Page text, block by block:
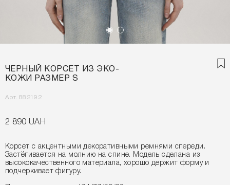
ЧЕРНЫЙ КОРСЕТ ИЗ ЭКО-
КОЖИ РАЗМЕР S
Арт. 882192
2 890 UAH
Корсет с акцентными декоративными ремнями спереди.
Застёгивается на молнию на спине. Модель сделана из
высококачественного материала, хорошо держит форму и
подчеркивает фигуру.